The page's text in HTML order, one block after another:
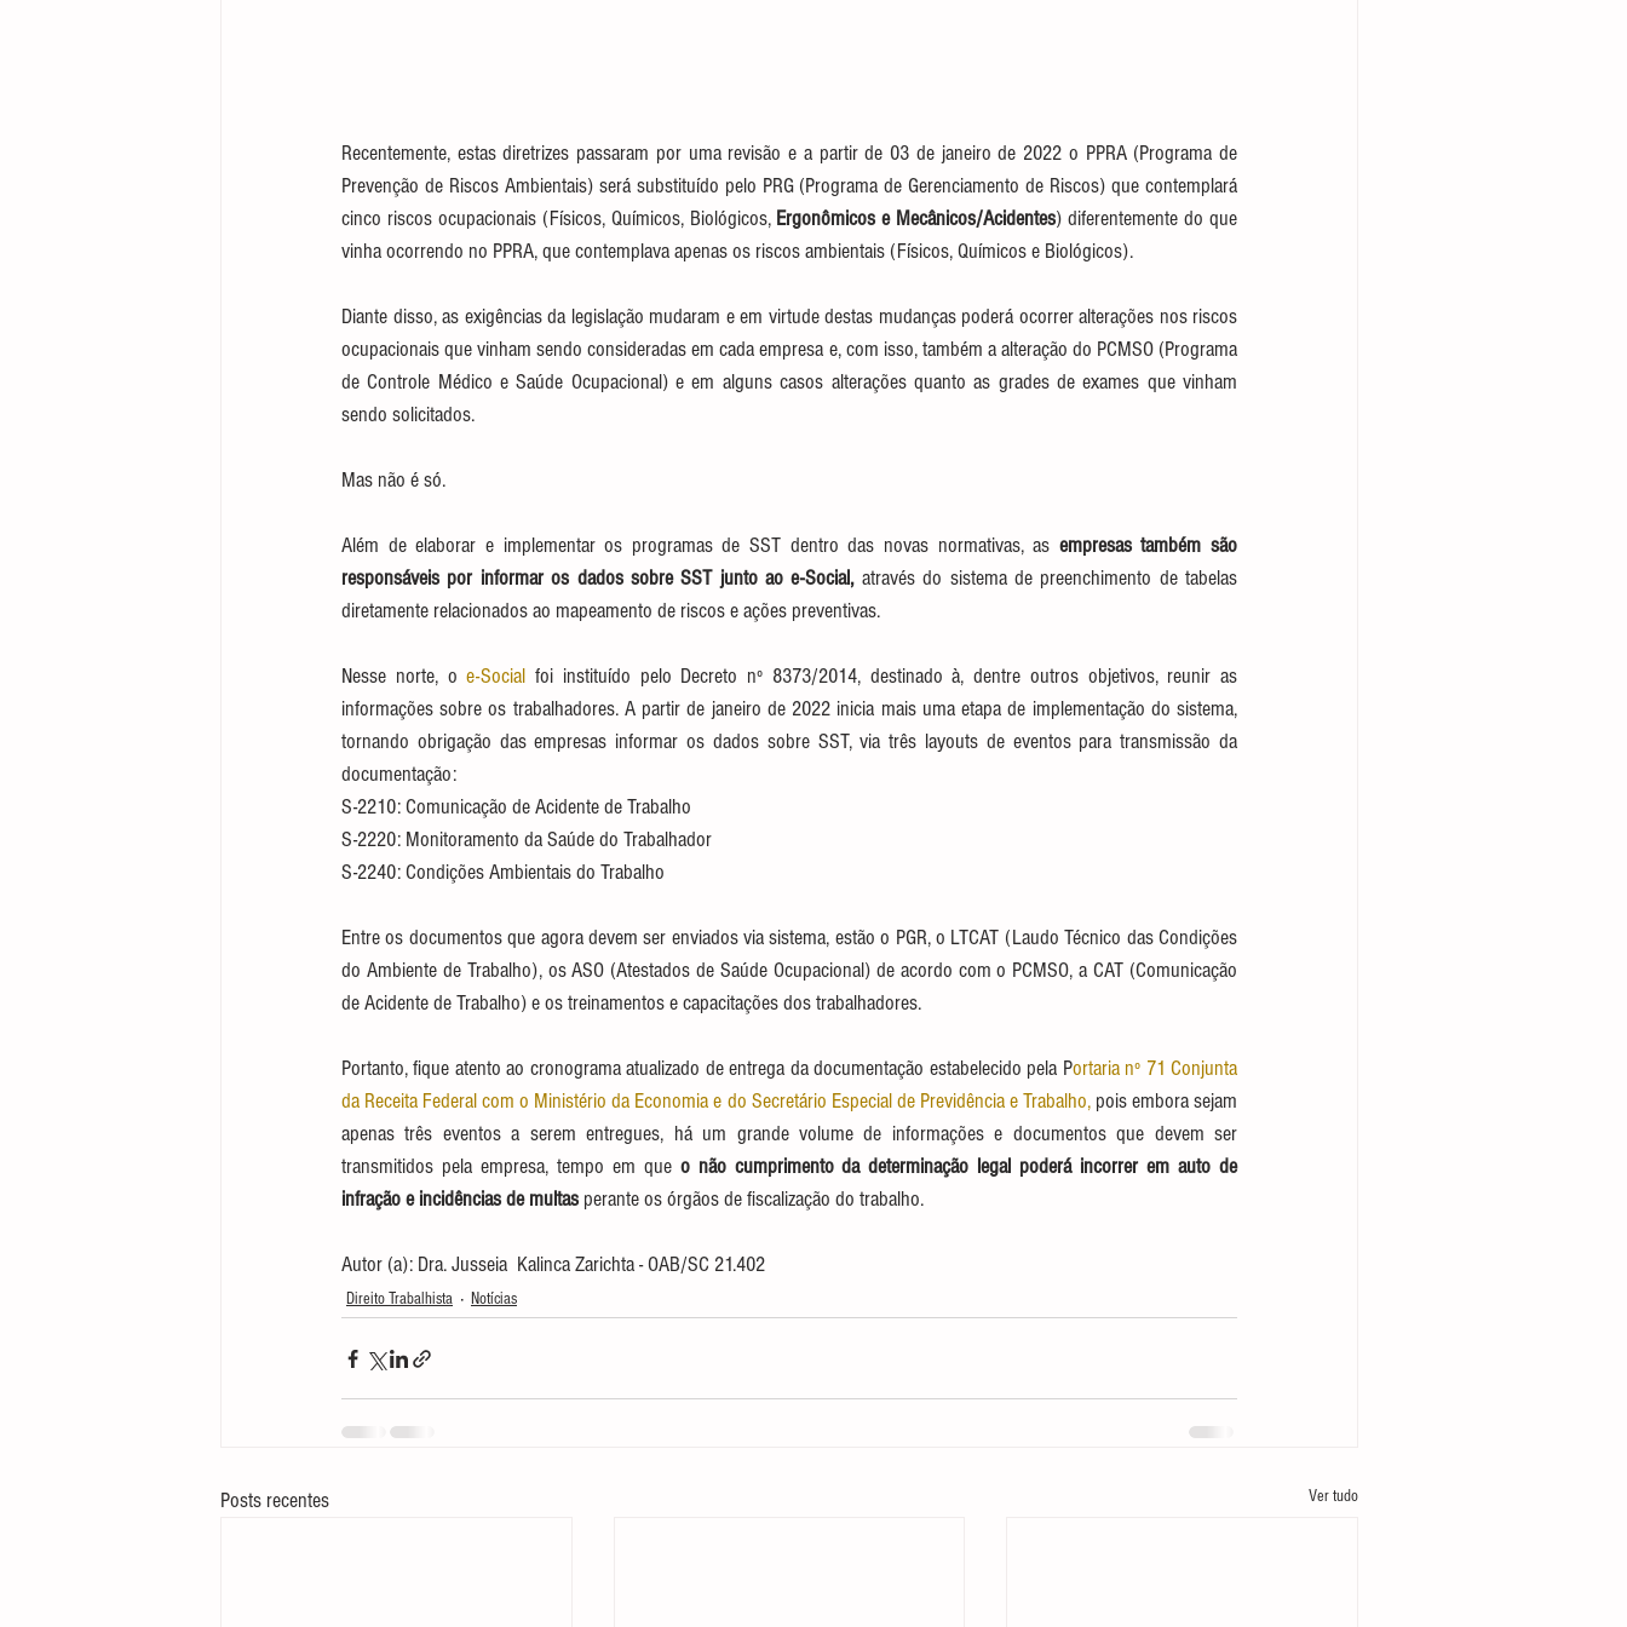
Recentemente, estas diretrizes passaram por uma revisão e a partir de 03 de janeiro de 2022 o PPRA (Programa de
Prevenção de Riscos Ambientais) será substituído pelo PRG (Programa de Gerenciamento de Riscos) que contemplará
cinco riscos ocupacionais (Físicos, Químicos, Biológicos, Ergonômicos e Mecânicos/Acidentes) diferentemente do que
vinha ocorrendo no PPRA, que contemplava apenas os riscos ambientais (Físicos, Químicos e Biológicos).
Diante disso, as exigências da legislação mudaram e em virtude destas mudanças poderá ocorrer alterações nos riscos
ocupacionais que vinham sendo consideradas em cada empresa e, com isso, também a alteração do PCMSO (Programa
de Controle Médico e Saúde Ocupacional) e em alguns casos alterações quanto as grades de exames que vinham
sendo solicitados.
Mas não é só.
Além de elaborar e implementar os programas de SST dentro das novas normativas, as empresas também são
responsáveis por informar os dados sobre SST junto ao e-Social, através do sistema de preenchimento de tabelas
diretamente relacionados ao mapeamento de riscos e ações preventivas.
Nesse norte, o e-Social foi instituído pelo Decreto nº 8373/2014, destinado à, dentre outros objetivos, reunir as
informações sobre os trabalhadores. A partir de janeiro de 2022 inicia mais uma etapa de implementação do sistema,
tornando obrigação das empresas informar os dados sobre SST, via três layouts de eventos para transmissão da
documentação:
S-2210: Comunicação de Acidente de Trabalho
S-2220: Monitoramento da Saúde do Trabalhador
S-2240: Condições Ambientais do Trabalho
Entre os documentos que agora devem ser enviados via sistema, estão o PGR, o LTCAT (Laudo Técnico das Condições
do Ambiente de Trabalho), os ASO (Atestados de Saúde Ocupacional) de acordo com o PCMSO, a CAT (Comunicação
de Acidente de Trabalho) e os treinamentos e capacitações dos trabalhadores.
Portanto, fique atento ao cronograma atualizado de entrega da documentação estabelecido pela Portaria nº 71 Conjunta
da Receita Federal com o Ministério da Economia e do Secretário Especial de Previdência e Trabalho, pois embora sejam
apenas três eventos a serem entregues, há um grande volume de informações e documentos que devem ser
transmitidos pela empresa, tempo em que o não cumprimento da determinação legal poderá incorrer em auto de
infração e incidências de multas perante os órgãos de fiscalização do trabalho.
Autor (a): Dra. Jusseia  Kalinca Zarichta - OAB/SC 21.402
Direito Trabalhista Notícias
Posts recentes Ver tudo